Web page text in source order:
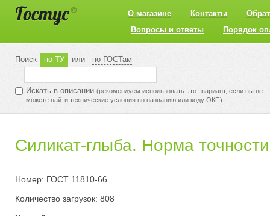
О магазине Контакты
Вопросы и ответы
Порядок
Поиск по ТУ или по ГОСТам
Искать в описании (рекомендуем использовать этот вариант, если вы не
можете найти технические условия по названию или коду ОКП)
Силикат-глыба. Норма
Номер: ГОСТ 11810-66
Количество загрузок: 808